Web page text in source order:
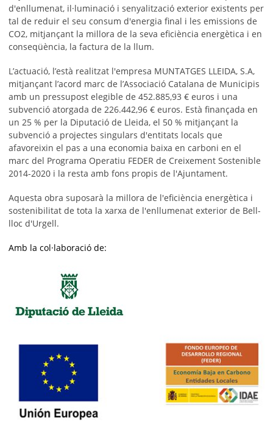
d'enllumenat, il·luminació i senyalització exterior existents per
tal de reduir el seu consum d'energia final i les emissions de
CO2, mitjançant la millora de la seva eficiència energètica i en
conseqüència, la factura de la llum.
L’actuació, l’està realitzat l'empresa MUNTATGES LLEIDA, S.A,
mitjançant l’acord marc de l’Associació Catalana de Municipis
amb un pressupost elegible de 452.885,93 € euros i una
subvenció atorgada de 226.442,96 € euros. Està finançada en
un 25 % per la Diputació de Lleida, el 50 % mitjançant la
subvenció a projectes singulars d'entitats locals que
afavoreixin el pas a una economia baixa en carboni en el
marc del Programa Operatiu FEDER de Creixement Sostenible
2014-2020 i la resta amb fons propis de l'Ajuntament.
Aquesta obra suposarà la millora de l'eficiència energètica i
sostenibilitat de tota la xarxa de l'enllumenat exterior de Bell-
lloc d'Urgell.
Amb la col·laboració de: